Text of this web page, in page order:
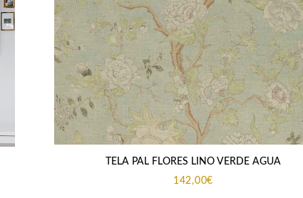
TELA PAL FLORES LINO VERDE AGUA
142,00€